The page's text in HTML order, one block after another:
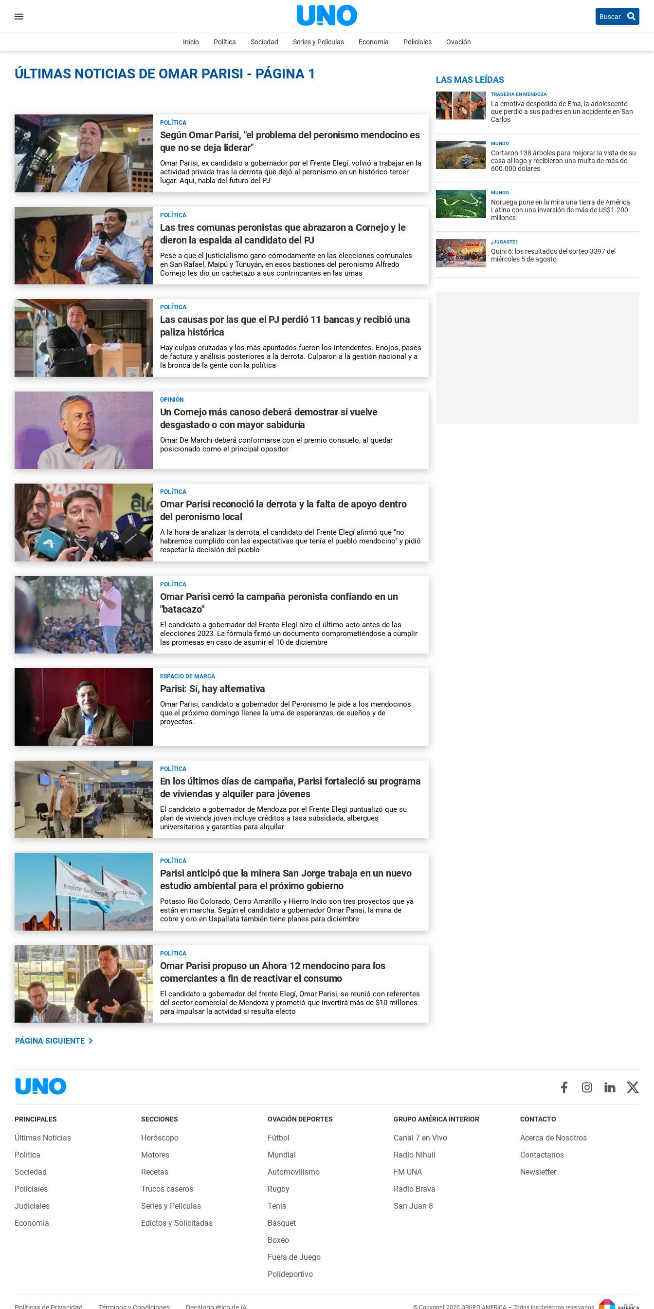
Buscar
Inicio Política Sociedad Series y Películas Economia Policiales Ovación
ÚLTIMAS NOTICIAS DE OMAR PARISI - PÁGINA 1
POLÍTICA
Según Omar Parisi, "el problema del peronismo mendocino es
que no se deja liderar"
Omar Parisi, ex candidato a gobernador por el Frente Elegí, volvió a trabajar en la
actividad privada tras la derrota que dejó al peronismo en un histórico tercer
lugar. Aquí, habla del futuro del PJ
POLÍTICA
Las tres comunas peronistas que abrazaron a Cornejo y le
dieron la espalda al candidato del PJ
Pese a que el justicialismo ganó cómodamente en las elecciones comunales
en San Rafael, Maipú y Tunuyán, en esos bastiones del peronismo Alfredo
Cornejo les dio un cachetazo a sus contrincantes en las urnas
POLÍTICA
Las causas por las que el PJ perdió 11 bancas y recibió una
paliza histórica
Hay culpas cruzadas y los más apuntados fueron los intendentes. Enojos, pases
de factura y análisis posteriores a la derrota. Culparon a la gestión nacional y a
la bronca de la gente con la política
OPINIÓN
Un Cornejo más canoso deberá demostrar si vuelve
desgastado o con mayor sabiduría
Omar De Marchi deberá conformarse con el premio consuelo, al quedar
posicionado como el principal opositor
POLÍTICA
Omar Parisi reconoció la derrota y la falta de apoyo dentro
del peronismo local
A la hora de analizar la derrota, el candidato del Frente Elegí afirmó que "no
habremos cumplido con las expectativas que tenía el pueblo mendocino" y pidió
respetar la decisión del pueblo
POLÍTICA
Omar Parisi cerró la campaña peronista confiando en un
"batacazo"
El candidato a gobernador del Frente Elegí hizo el último acto antes de las
elecciones 2023. La fórmula firmó un documento comprometiéndose a cumplir
las promesas en caso de asumir el 10 de diciembre
ESPACIO DE MARCA
Parisi: Sí, hay alternativa
Omar Parisi, candidato a gobernador del Peronismo le pide a los mendocinos
que el próximo domingo llenes la urna de esperanzas, de sueños y de
proyectos.
POLÍTICA
En los últimos días de campaña, Parisi fortaleció su programa
de viviendas y alquiler para jóvenes
El candidato a gobernador de Mendoza por el Frente Elegí puntualizó que su
plan de vivienda joven incluye créditos a tasa subsidiada, albergues
universitarios y garantías para alquilar
POLÍTICA
Parisi anticipó que la minera San Jorge trabaja en un nuevo
estudio ambiental para el próximo gobierno
Potasio Río Colorado, Cerro Amarillo y Hierro Indio son tres proyectos que ya
están en marcha. Según el candidato a gobernador Omar Parisi, la mina de
cobre y oro en Uspallata también tiene planes para diciembre
POLÍTICA
Omar Parisi propuso un Ahora 12 mendocino para los
comerciantes a fin de reactivar el consumo
El candidato a gobernador del frente Elegí, Omar Parisi, se reunió con referentes
del sector comercial de Mendoza y prometió que invertirá más de $10 millones
para impulsar la actvidad si resulta electo
PÁGINA SIGUIENTE
LAS MAS LEÍDAS
TRAGEDIA EN MENDOZA
La emotiva despedida de Ema, la adolescente
que perdió a sus padres en un accidente en San
Carlos
MUNDO
Cortaron 138 árboles para mejorar la vista de su
casa al lago y recibieron una multa de más de
600.000 dólares
MUNDO
Noruega pone en la mira una tierra de América
Latina con una inversión de más de US$1.200
millones
¿JUGASTE?
Quini 6: los resultados del sorteo 3397 del
miércoles 5 de agosto
PRINCIPALES
Últimas Noticias
Política
Sociedad
Policiales
Judiciales
Economia
SECCIONES
Horóscopo
Motores
Recetas
Trucos caseros
Series y Películas
Edictos y Solicitadas
OVACIÓN DEPORTES
Fútbol
Mundial
Automovilismo
Rugby
Tenis
Básquet
Boxeo
Fuera de Juego
Polideportivo
GRUPO AMÉRICA INTERIOR
Canal 7 en Vivo
Radio Nihuil
FM UNA
Radio Brava
San Juan 8
CONTACTO
Acerca de Nosotros
Contactanos
Newsletter
© Copyright 2026 GRUPO AMERICA – Todos los derechos reservados